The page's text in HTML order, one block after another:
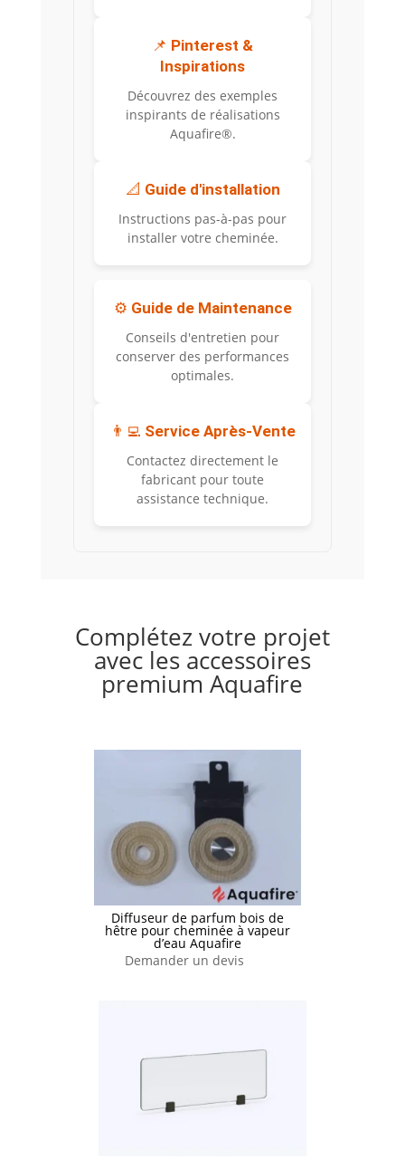
📌 Pinterest &
Inspirations
Découvrez des exemples
inspirants de réalisations
Aquafire®.
📐 Guide d'installation
Instructions pas-à-pas pour
installer votre cheminée.
⚙️ Guide de Maintenance
Conseils d'entretien pour
conserver des performances
optimales.
👨‍💻 Service Après-Vente
Contactez directement le
fabricant pour toute
assistance technique.
Complétez votre projet
avec les accessoires
premium Aquafire
Diffuseur de parfum bois de
hêtre pour cheminée à vapeur
d’eau Aquafire
Demander un devis